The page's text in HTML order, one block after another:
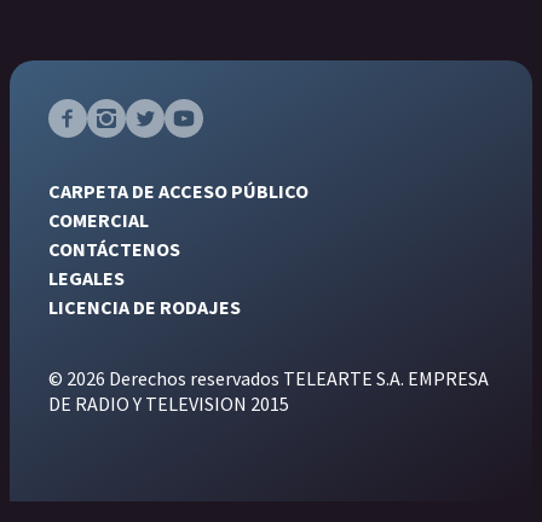
CARPETA DE ACCESO PÚBLICO
COMERCIAL
CONTÁCTENOS
LEGALES
LICENCIA DE RODAJES
© 2026 Derechos reservados TELEARTE S.A. EMPRESA
DE RADIO Y TELEVISION 2015